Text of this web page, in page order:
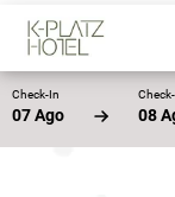
Check-In
07 Ago 08